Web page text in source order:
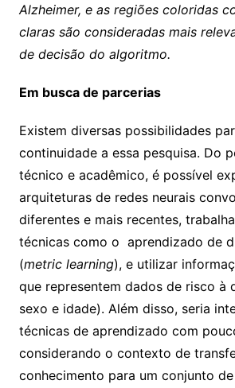
Alzheimer, e as regiões coloridas
claras são consideradas mais
de decisão do algoritmo.
Em busca de parcerias
Existem diversas possibilidades
continuidade a essa pesquisa. Do
técnico e acadêmico, é possível
arquiteturas de redes neurais
diferentes e mais recentes,
técnicas como o aprendizado de
(metric learning), e utilizar
que representem dados de risco à
sexo e idade). Além disso, seria
técnicas de aprendizado com
considerando o contexto de
conhecimento para um conjunto